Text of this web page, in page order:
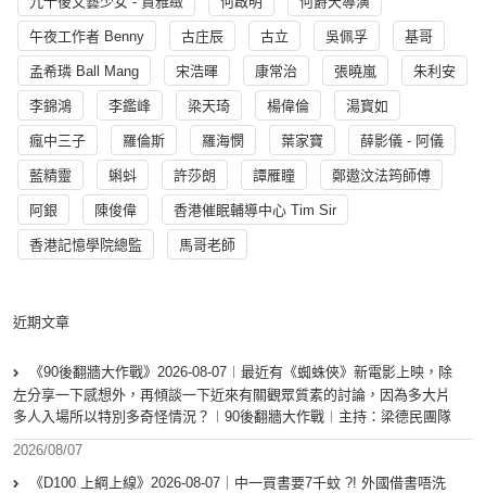
午夜工作者 Benny 古庄辰 古立 吳佩孚 基哥
孟希璘 Ball Mang 宋浩暉 康常治 張曉嵐 朱利安
李錦鴻 李鑑峰 梁天琦 楊偉倫 湯寳如
瘋中三子 羅倫斯 羅海憫 葉家寶 薛影儀 - 阿儀
藍精靈 蝌蚪 許莎朗 譚雁瞳 鄭遨汶法筠師傅
阿銀 陳俊偉 香港催眠輔導中心 Tim Sir
香港記憶學院總監 馬哥老師
近期文章
《90後翻牆大作戰》2026-08-07︱最近有《蜘蛛俠》新電影上映，除
左分享一下感想外，再傾談一下近來有關觀眾質素的討論，因為多大片
多人入場所以特別多奇怪情況？︱90後翻牆大作戰︱主持：梁德民團隊
2026/08/07
《D100 上綱上線》2026-08-07｜中一買書要7千蚊 ?! 外國借書唔洗